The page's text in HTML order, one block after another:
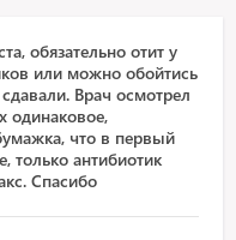
обязательно отит у
или можно обойтись
Врач осмотрел
одинаковое,
что в первый
только антибиотик
Спасибо